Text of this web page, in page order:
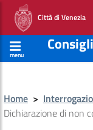
Città di Venezia
menu
Home >
Dichiarazione di non